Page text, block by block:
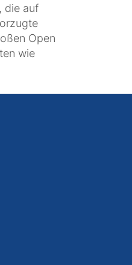
die auf
Open
wie